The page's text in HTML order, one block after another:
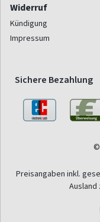
Widerruf
Kündigung
Impressum
Sichere Bezahlung
©
Preisangaben inkl.